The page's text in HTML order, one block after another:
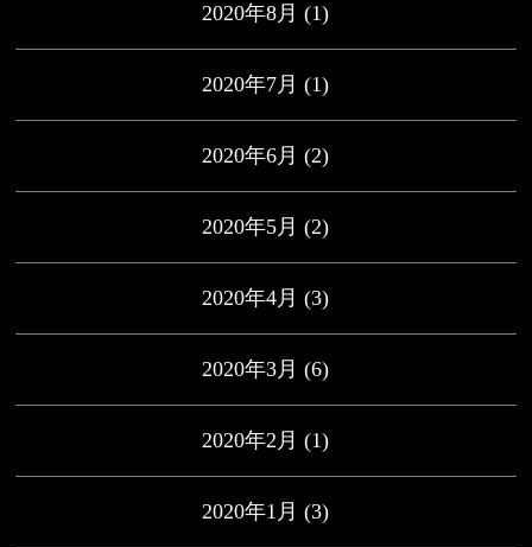
2020年8月 (1)
2020年7月 (1)
2020年6月 (2)
2020年5月 (2)
2020年4月 (3)
2020年3月 (6)
2020年2月 (1)
2020年1月 (3)